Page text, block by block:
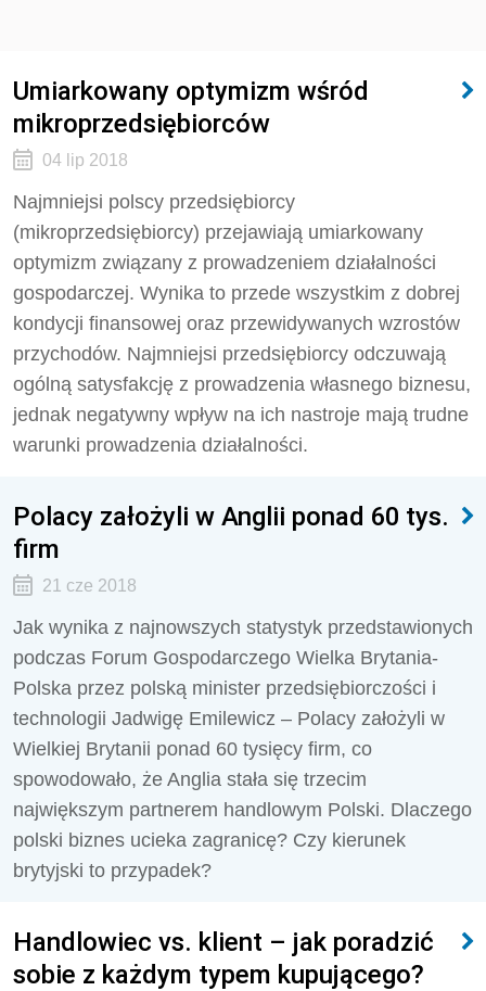
Umiarkowany optymizm wśród
mikroprzedsiębiorców
04 lip 2018
Najmniejsi polscy przedsiębiorcy
(mikroprzedsiębiorcy) przejawiają umiarkowany
optymizm związany z prowadzeniem działalności
gospodarczej. Wynika to przede wszystkim z dobrej
kondycji finansowej oraz przewidywanych wzrostów
przychodów. Najmniejsi przedsiębiorcy odczuwają
ogólną satysfakcję z prowadzenia własnego biznesu,
jednak negatywny wpływ na ich nastroje mają trudne
warunki prowadzenia działalności.
Polacy założyli w Anglii ponad 60 tys.
firm
21 cze 2018
Jak wynika z najnowszych statystyk przedstawionych
podczas Forum Gospodarczego Wielka Brytania-
Polska przez polską minister przedsiębiorczości i
technologii Jadwigę Emilewicz – Polacy założyli w
Wielkiej Brytanii ponad 60 tysięcy firm, co
spowodowało, że Anglia stała się trzecim
największym partnerem handlowym Polski. Dlaczego
polski biznes ucieka zagranicę? Czy kierunek
brytyjski to przypadek?
Handlowiec vs. klient – jak poradzić
sobie z każdym typem kupującego?